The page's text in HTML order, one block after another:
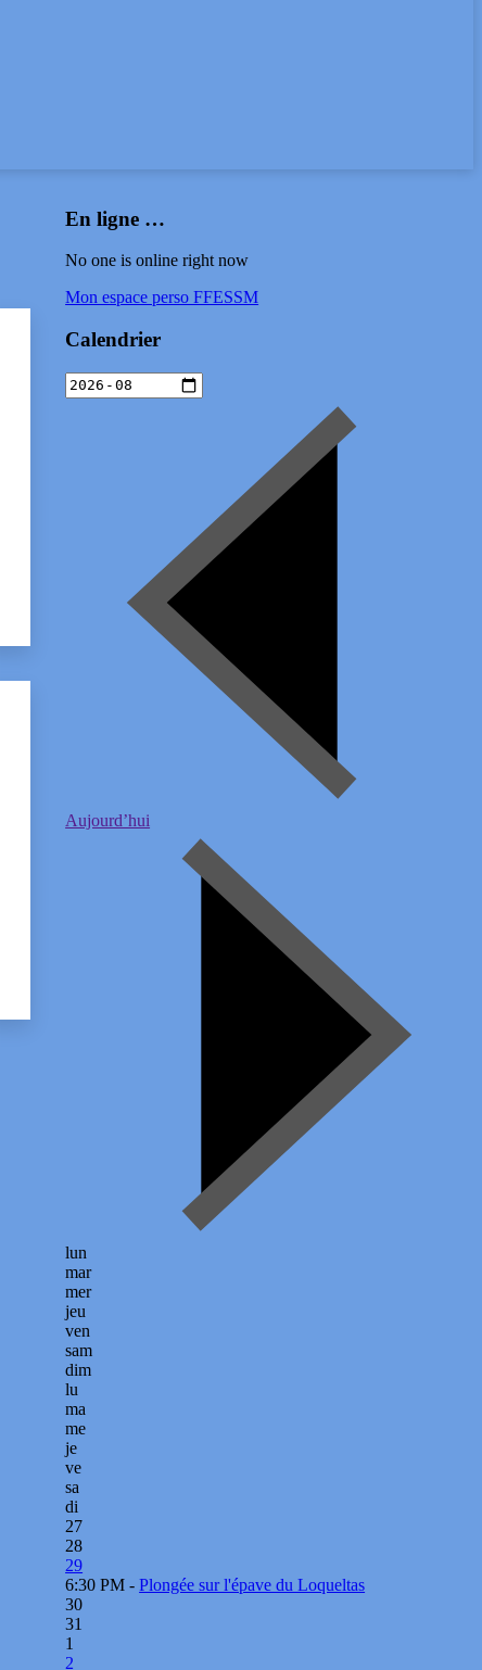
En ligne …
No one is online right now
Mon espace perso FFESSM
Calendrier
Aujourd’hui
lun
mar
mer
jeu
ven
sam
dim
lu
ma
me
je
ve
sa
di
27
28
29
6:30 PM -Plongée sur l'épave du Loqueltas
30
31
1
2